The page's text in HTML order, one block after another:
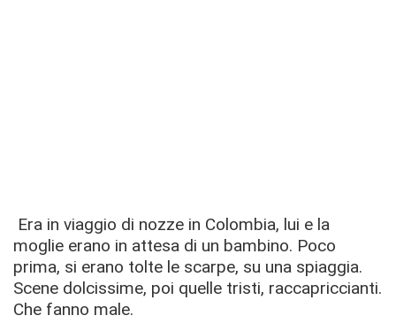
Era in viaggio di nozze in Colombia, lui e la
moglie erano in attesa di un bambino. Poco
prima, si erano tolte le scarpe, su una spiaggia.
Scene dolcissime, poi quelle tristi, raccapriccianti.
Che fanno male.